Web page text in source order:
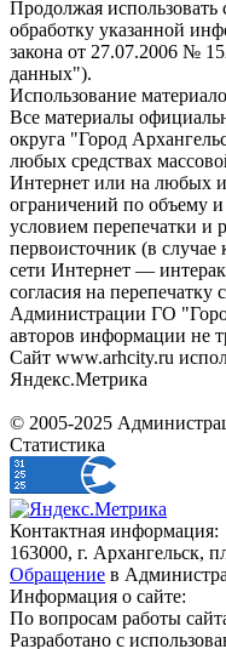
Продолжая использовать
обработку указанной
закона от 27.07.2006 №
данных").
Использование
Все материалы
округа "Город
любых средствах
Интернет или на любых
ограничений по объему
условием перепечатки и
первоисточник (в
сети Интернет —
согласия на
Администрации ГО
авторов информации не
Сайт www.arhcity.ru
Яндекс.Метрика
© 2005-2025
Статистика
Контактная информация:
163000, г. Архангельск,
Обращение в
Информация о сайте:
По вопросам работы
Разработано с